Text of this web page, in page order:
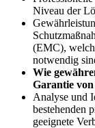
Niveau der
(EMC),
notwendig
Wie
Garantie
Analyse und
bestehenden
geeignete